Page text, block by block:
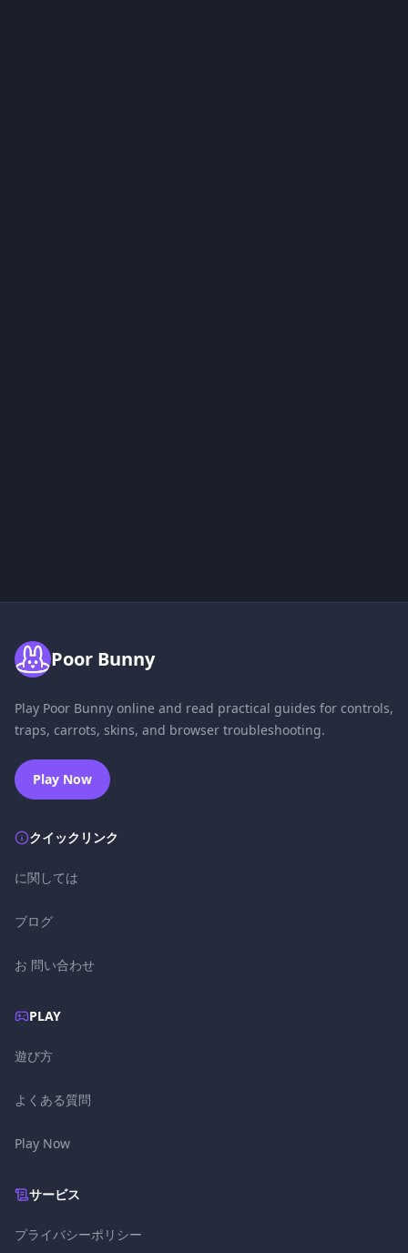
Poor Bunny
Play Poor Bunny online and read practical guides for controls,
traps, carrots, skins, and browser troubleshooting.
Play Now
クイックリンク
に関しては
ブログ
お 問い合わせ
PLAY
遊び方
よくある質問
Play Now
サービス
プライバシーポリシー